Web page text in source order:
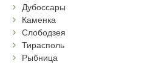
Дубоссары
Каменка
Слободзея
Тирасполь
Рыбница